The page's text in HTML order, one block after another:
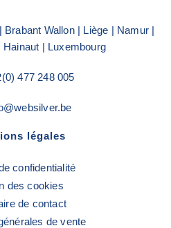
Brabant Wallon | Liège | Namur |
Hainaut | Luxembourg
477 248 005
légales
confidentialité
des cookies
de contact
de vente